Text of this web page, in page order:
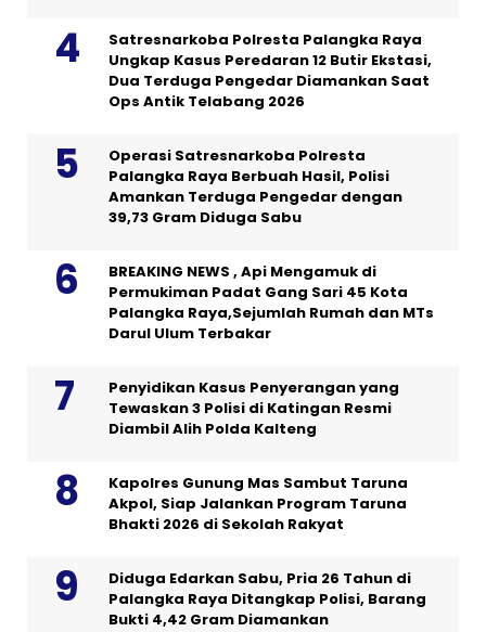
Satresnarkoba Polresta Palangka Raya
Ungkap Kasus Peredaran 12 Butir Ekstasi,
Dua Terduga Pengedar Diamankan Saat
Ops Antik Telabang 2026
Operasi Satresnarkoba Polresta
Palangka Raya Berbuah Hasil, Polisi
Amankan Terduga Pengedar dengan
39,73 Gram Diduga Sabu
BREAKING NEWS , Api Mengamuk di
Permukiman Padat Gang Sari 45 Kota
Palangka Raya,Sejumlah Rumah dan MTs
Darul Ulum Terbakar
Penyidikan Kasus Penyerangan yang
Tewaskan 3 Polisi di Katingan Resmi
Diambil Alih Polda Kalteng
Kapolres Gunung Mas Sambut Taruna
Akpol, Siap Jalankan Program Taruna
Bhakti 2026 di Sekolah Rakyat
Diduga Edarkan Sabu, Pria 26 Tahun di
Palangka Raya Ditangkap Polisi, Barang
Bukti 4,42 Gram Diamankan